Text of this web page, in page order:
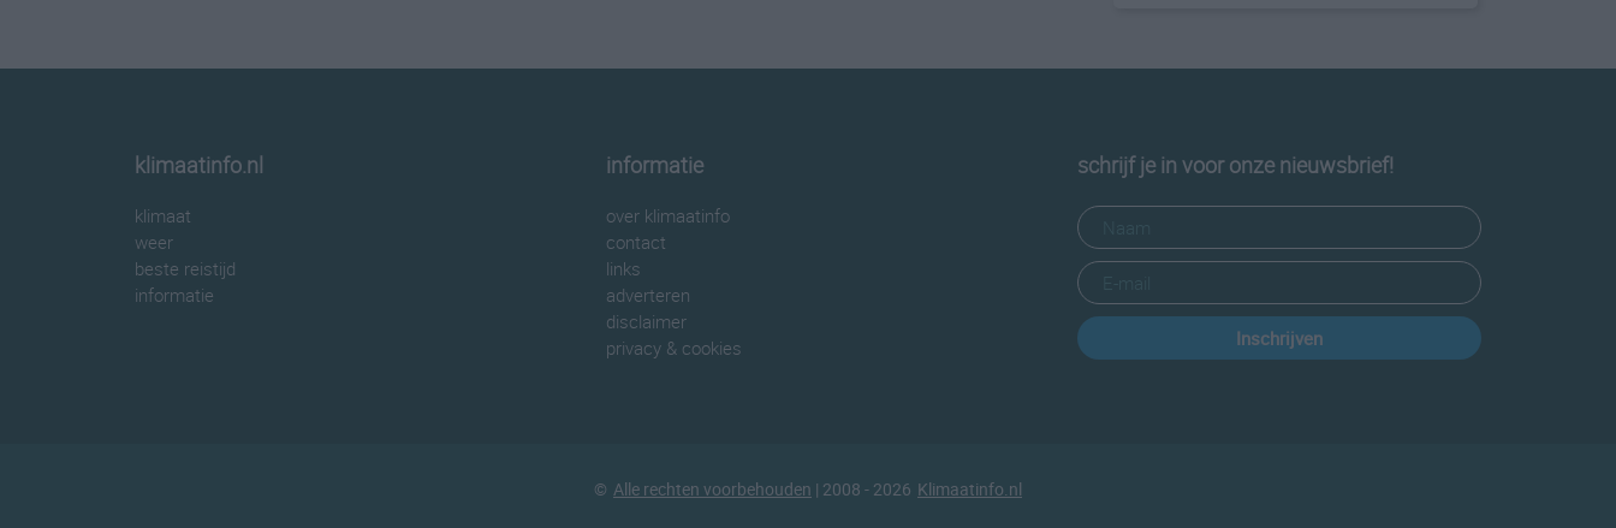
klimaatinfo.nl
klimaat
weer
beste reistijd
informatie
informatie
over klimaatinfo
contact
links
adverteren
disclaimer
privacy & cookies
schrijf je in voor onze nieuwsbrief!
Inschrijven
© Alle rechten voorbehouden | 2008 - 2026 Klimaatinfo.nl